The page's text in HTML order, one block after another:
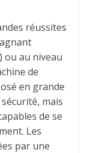
réussites
ou au niveau
de
en grande
mais
de se
Les
par une